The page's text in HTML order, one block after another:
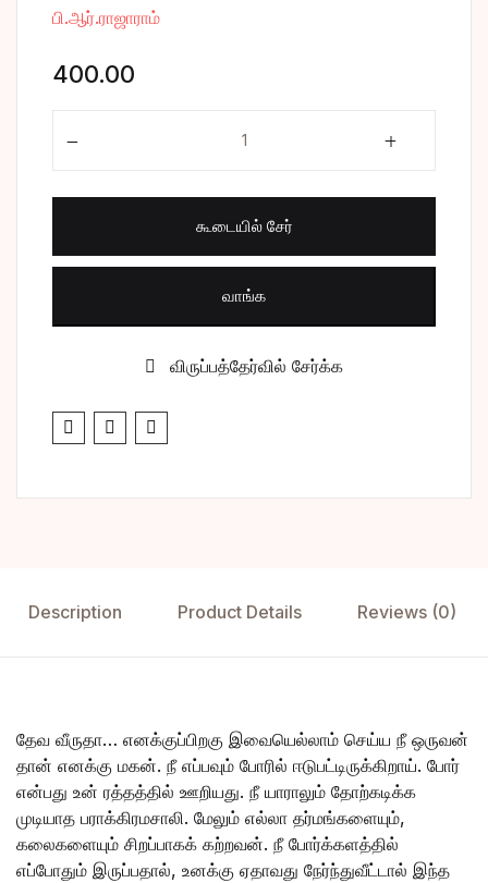
போட்டித் தேர்வு
மருத்துவம்
வணிகம் &
பி.ஆர்.ராஜாராம்
400.00
கூடையில் சேர்
வாங்க
விருப்பத்தேர்வில் சேர்க்க
Description Product Details Reviews (0)
தேவ வீருதா… எனக்குப்பிறகு இவையெல்லாம்‌ செய்ய நீ ஒருவன்‌
தான்‌ எனக்கு மகன்‌. நீ எப்பவும்‌ போரில்‌ ஈடுபட்டிருக்கிறாய்‌. போர்‌
என்பது உன்‌ ரத்தத்தில்‌ ஊறியது. நீ யாராலும்‌ தோற்கடிக்க
முடியாத பராக்கிரமசாலி. மேலும்‌ எல்லா தர்மங்களையும்‌,
கலைகளையும்‌ சிறப்பாகக்‌ கற்றவன்‌. நீ போர்க்களத்தில்‌
எப்போதும்‌ இருப்பதால்‌, உனக்கு ஏதாவது நேர்ந்துவீட்டால்‌ இந்த